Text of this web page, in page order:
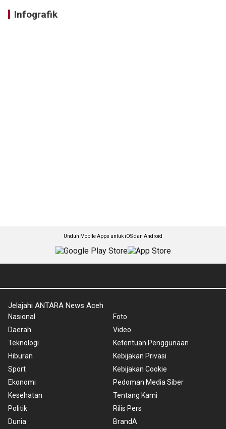
Infografik
Unduh Mobile Apps untuk iOS dan Android
Jelajahi ANTARA News Aceh
Nasional
Daerah
Teknologi
Hiburan
Sport
Ekonomi
Kesehatan
Politik
Dunia
Foto
Video
Ketentuan Penggunaan
Kebijakan Privasi
Kebijakan Cookie
Pedoman Media Siber
Tentang Kami
Rilis Pers
BrandA